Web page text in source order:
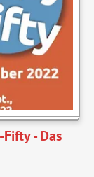
- Das